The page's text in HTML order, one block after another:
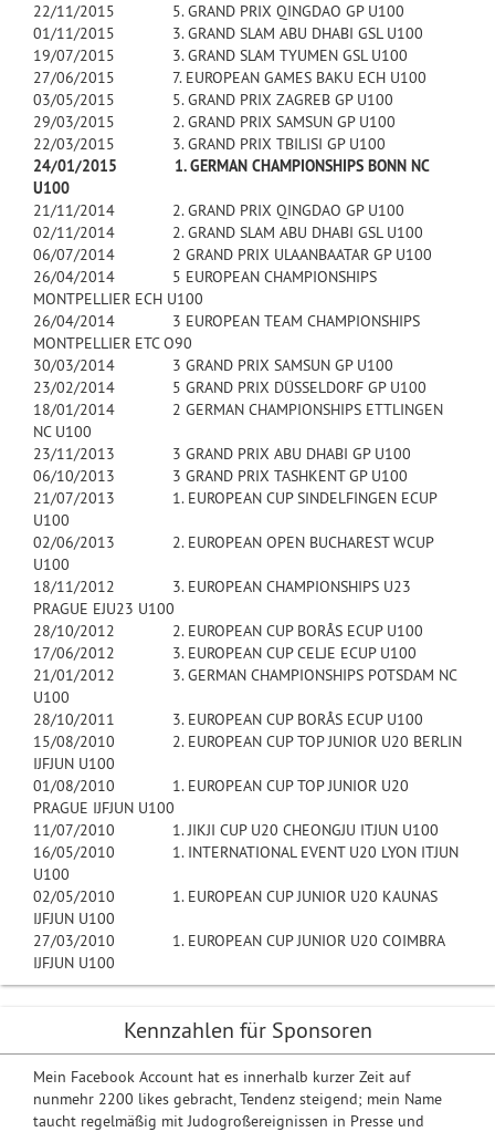
22/11/2015 5. GRAND PRIX QINGDAO GP U100
01/11/2015 3. GRAND SLAM ABU DHABI GSL U100
19/07/2015 3. GRAND SLAM TYUMEN GSL U100
27/06/2015 7. EUROPEAN GAMES BAKU ECH U100
03/05/2015 5. GRAND PRIX ZAGREB GP U100
29/03/2015 2. GRAND PRIX SAMSUN GP U100
22/03/2015 3. GRAND PRIX TBILISI GP U100
24/01/2015 1. GERMAN CHAMPIONSHIPS BONN NC
U100
21/11/2014 2. GRAND PRIX QINGDAO GP U100
02/11/2014 2. GRAND SLAM ABU DHABI GSL U100
06/07/2014 2 GRAND PRIX ULAANBAATAR GP U100
26/04/2014 5 EUROPEAN CHAMPIONSHIPS
MONTPELLIER ECH U100
26/04/2014 3 EUROPEAN TEAM CHAMPIONSHIPS
MONTPELLIER ETC O90
30/03/2014 3 GRAND PRIX SAMSUN GP U100
23/02/2014 5 GRAND PRIX DÜSSELDORF GP U100
18/01/2014 2 GERMAN CHAMPIONSHIPS ETTLINGEN
NC U100
23/11/2013 3 GRAND PRIX ABU DHABI GP U100
06/10/2013 3 GRAND PRIX TASHKENT GP U100
21/07/2013 1. EUROPEAN CUP SINDELFINGEN ECUP
U100
02/06/2013 2. EUROPEAN OPEN BUCHAREST WCUP
U100
18/11/2012 3. EUROPEAN CHAMPIONSHIPS U23
PRAGUE EJU23 U100
28/10/2012 2. EUROPEAN CUP BORÅS ECUP U100
17/06/2012 3. EUROPEAN CUP CELJE ECUP U100
21/01/2012 3. GERMAN CHAMPIONSHIPS POTSDAM NC
U100
28/10/2011 3. EUROPEAN CUP BORÅS ECUP U100
15/08/2010 2. EUROPEAN CUP TOP JUNIOR U20 BERLIN
IJFJUN U100
01/08/2010 1. EUROPEAN CUP TOP JUNIOR U20
PRAGUE IJFJUN U100
11/07/2010 1. JIKJI CUP U20 CHEONGJU ITJUN U100
16/05/2010 1. INTERNATIONAL EVENT U20 LYON ITJUN
U100
02/05/2010 1. EUROPEAN CUP JUNIOR U20 KAUNAS
IJFJUN U100
27/03/2010 1. EUROPEAN CUP JUNIOR U20 COIMBRA
IJFJUN U100
Kennzahlen für Sponsoren
Mein Facebook Account hat es innerhalb kurzer Zeit auf
nunmehr 2200 likes gebracht, Tendenz steigend; mein Name
taucht regelmäßig mit Judogroßereignissen in Presse und